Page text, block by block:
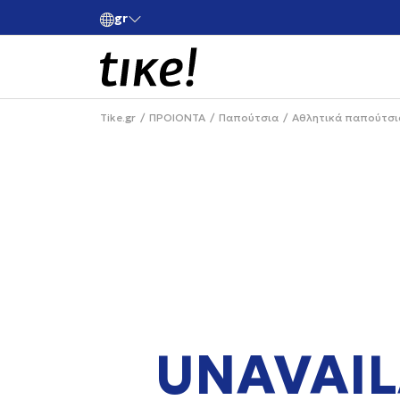
grΚάνε εγγραφή και κέρδισε -10% στην πρώτη σου
Tike.gr ΠΡΟΙΟΝΤΑ Παπούτσια Αθλητικά